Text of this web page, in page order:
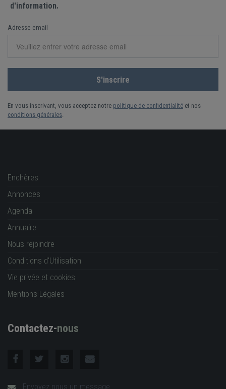
d'information.
Adresse email
En vous inscrivant, vous acceptez notre politique de confidentialité et nos
conditions générales.
Enchères
Annonces
Agenda
Annuaire
Nous rejoindre
Conditions d'Utilisation
Vie privée et cookies
Mentions Légales
Contactez-nous
Envoyez nous un message